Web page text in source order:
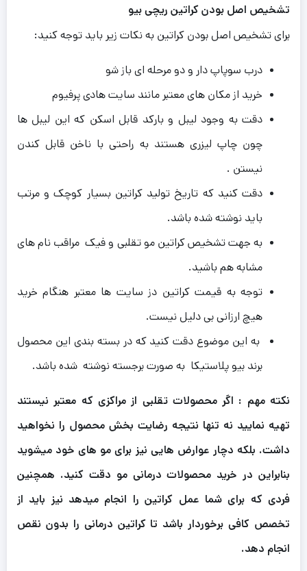
تشخیص اصل بودن کراتین ریچی بیو
برای تشخیص اصل بودن کراتین به نکات زیر باید توجه کنید:
درب سوپاپ دار و دو مرحله ای باز شو
خرید از مکان های معتبر مانند سایت هادی پرفیوم
دقت به وجود لیبل و بارکد قابل اسکن که این لیبل ها
چون چاپ لیزری هستند به راحتی با ناخن قابل کندن
نیستن .
دقت کنید که تاریخ تولید کراتین بسیار کوچک و مرتب
باید نوشته شده باشد.
به جهت تشخیص کراتین مو تقلبی و فیک مراقب نام های
مشابه هم باشید.
توجه به قیمت کراتین دز سایت ها معتبر هنگام خرید
هیچ ارزانی بی دلیل نیست.
به این موضوع دقت کنید که در بسته بندی این محصول
برند بیو پلاستیکا به صورت برجسته نوشته شده باشد.
نکته مهم : اگر محصولات تقلبی از مراکزی که معتبر نیستند
تهیه نمایید نه تنها نتیجه رضایت بخش محصول را نخواهید
داشت. بلکه دچار عوارض هایی نیز برای مو های خود میشوید
بنابراین در خرید محصولات درمانی مو دقت کنید. همچنین
فردی که برای شما عمل کراتین را انجام میدهد نیز باید از
تخصص کافی برخوردار باشد تا کراتین درمانی را بدون نقص
انجام دهد.